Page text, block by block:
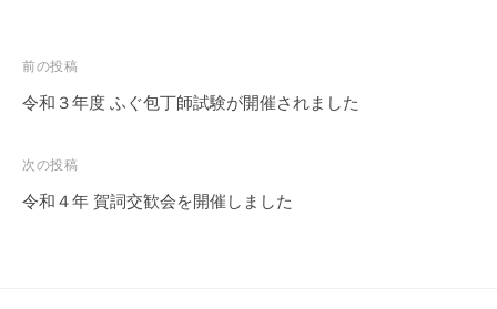
投
稿
ビ
ゲ
前の投稿
令和３年度 ふぐ包丁師試験が開催されました
次の投稿
令和４年 賀詞交歓会を開催しました